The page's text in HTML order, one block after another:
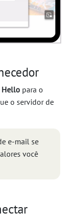
Hello para o
o servidor de
e-mail se
você